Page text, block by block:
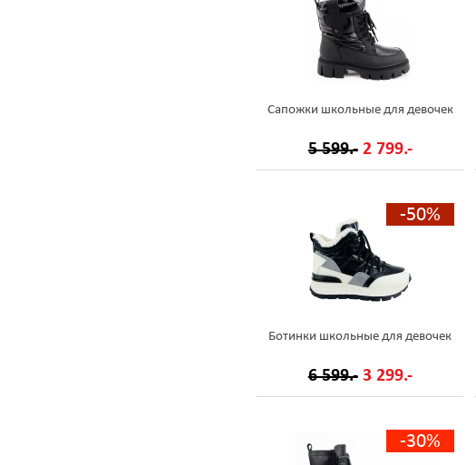
Сапожки школьные для девочек
5 599.- 2 799.-
-50%
Ботинки школьные для девочек
6 599.- 3 299.-
-30%